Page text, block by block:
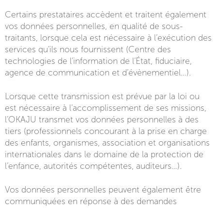
Certains prestataires accèdent et traitent également
vos données personnelles, en qualité de sous-
traitants, lorsque cela est nécessaire à l’exécution des
services qu’ils nous fournissent (Centre des
technologies de l’information de l’État, fiduciaire,
agence de communication et d’évènementiel…).
Lorsque cette transmission est prévue par la loi ou
est nécessaire à l’accomplissement de ses missions,
l’OKAJU transmet vos données personnelles à des
tiers (professionnels concourant à la prise en charge
des enfants, organismes, association et organisations
internationales dans le domaine de la protection de
l’enfance, autorités compétentes, auditeurs…).
Vos données personnelles peuvent également être
communiquées en réponse à des demandes